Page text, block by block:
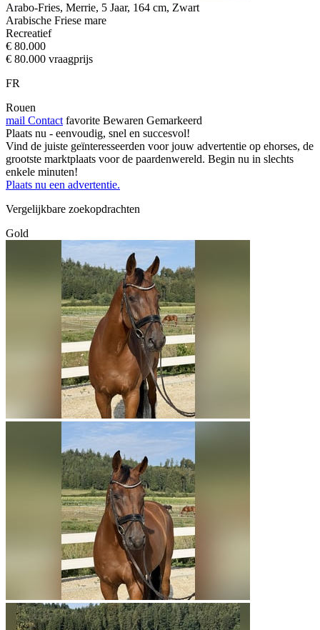
Arabo-Fries, Merrie, 5 Jaar, 164 cm, Zwart
Arabische Friese mare
Recreatief
€ 80.000
€ 80.000 vraagprijs
FR
Rouen
mail Contact favorite Bewaren Gemarkeerd
Plaats nu - eenvoudig, snel en succesvol!
Vind de juiste geïnteresseerden voor jouw advertentie op ehorses, de
grootste marktplaats voor de paardenwereld. Begin nu in slechts
enkele minuten!
Plaats nu een advertentie.
Vergelijkbare zoekopdrachten
Gold